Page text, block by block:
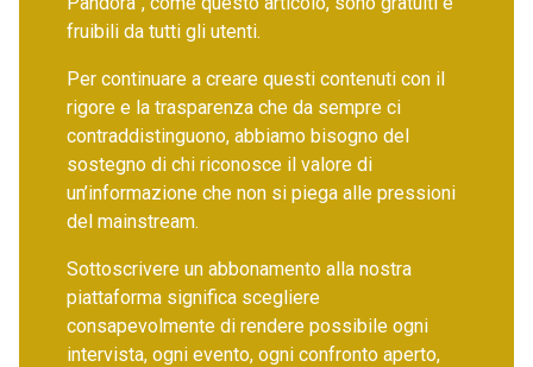
fruibili da tutti gli utenti.
Per continuare a creare questi contenuti con il
rigore e la trasparenza che da sempre ci
contraddistinguono, abbiamo bisogno del
sostegno di chi riconosce il valore di
un’informazione che non si piega alle pressioni
del mainstream.
Sottoscrivere un abbonamento alla nostra
piattaforma significa scegliere
consapevolmente di rendere possibile ogni
intervista, ogni evento, ogni confronto aperto,